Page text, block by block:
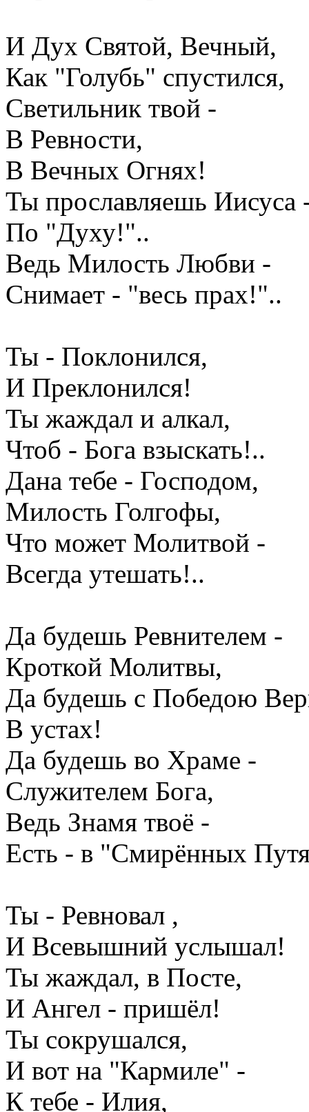
И Дух Святой, Вечный,
Как "Голубь" спустился,
Светильник твой -
В Ревности,
В Вечных Огнях!
Ты прославляешь Иисуса
По "Духу!"..
Ведь Милость Любви -
Снимает - "весь прах!"..
Ты - Поклонился,
И Преклонился!
Ты жаждал и алкал,
Чтоб - Бога взыскать!..
Дана тебе - Господом,
Милость Голгофы,
Что может Молитвой -
Всегда утешать!..
Да будешь Ревнителем -
Кроткой Молитвы,
Да будешь с Победою
В устах!
Да будешь во Храме -
Служителем Бога,
Ведь Знамя твоё -
Есть - в "Смирённых
Ты - Ревновал ,
И Всевышний услышал!
Ты жаждал, в Посте,
И Ангел - пришёл!
Ты сокрушался,
И вот на "Кармиле" -
К тебе - Илия,